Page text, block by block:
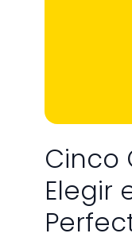
Cinco
Elegir